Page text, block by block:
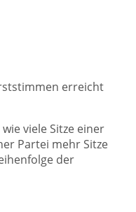
erreicht
viele Sitze einer
Partei mehr Sitze
der